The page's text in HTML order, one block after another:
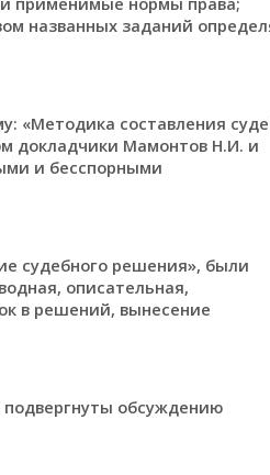
названных заданий
«Методика составления
докладчики Мамонтов Н.И. и
и бесспорными
судебного решения», были
описательная,
в решений, вынесение
подвергнуты обсуждению